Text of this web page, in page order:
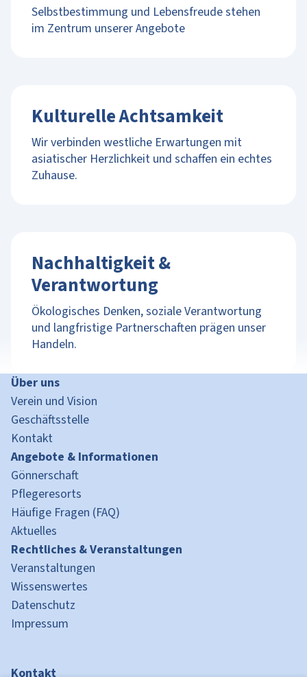
Selbstbestimmung und Lebensfreude stehen
im Zentrum unserer Angebote
Kulturelle Achtsamkeit
Wir verbinden westliche Erwartungen mit
asiatischer Herzlichkeit und schaffen ein echtes
Zuhause.
Nachhaltigkeit &
Verantwortung
Ökologisches Denken, soziale Verantwortung
und langfristige Partnerschaften prägen unser
Handeln.
Über uns
Verein und Vision
Geschäftsstelle
Kontakt
Angebote & Informationen
Gönnerschaft
Pflegeresorts
Häufige Fragen (FAQ)
Aktuelles
Rechtliches & Veranstaltungen
Veranstaltungen
Wissenswertes
Datenschutz
Impressum
Kontakt